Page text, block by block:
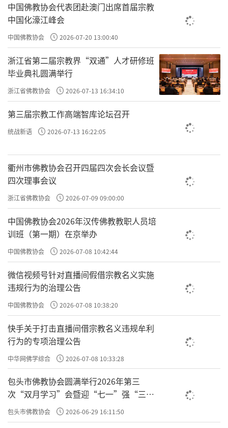
个体修行，每个人都有各种各样的相，其实很难讲
清楚。而这些相与个体的认知、修法、身体状况以
及过去都有关。
身体越不好，乱七八糟的相和感受就越多，其中很
多都是种病相。反而身体好的人很少出现这些，没
有才是健康的；这点我们也要清楚。
此外还讲到感受到脏、垢或油腻，都是过去的一些
如果自己控制不了，就干脆换换动作、换种方式或
乏正见的表现。
中国佛教协会代表团赴澳门出席首届宗教
中国化濠江峰会
中国佛教协会 2026-07-20 13:00:40
浙江省第二届宗教界“双通”人才研修班
毕业典礼圆满举行
浙江省佛教协会 2026-07-13 16:34:10
第三届宗教工作高端智库论坛召开
统战新语 2026-07-13 16:22:05
衢州市佛教协会召开四届四次会长会议暨
四次理事会议
浙江省佛教协会 2026-07-09 09:00:00
中国佛教协会2026年汉传佛教教职人员培
训班（第一期）在京举办
中国佛教协会 2026-07-08 10:42:44
微信视频号针对直播间假借宗教名义实施
违规行为的治理公告
中国佛教协会 2026-07-08 10:38:20
快手关于打击直播间借宗教名义违规牟利
行为的专项治理公告
中华网佛学综合 2026-07-08 10:33:28
包头市佛教协会圆满举行2026年第三
次“双月学习”会暨迎“七一”强“三
爱”主题书画笔会
包头市佛教协会 2026-06-29 16:11:50